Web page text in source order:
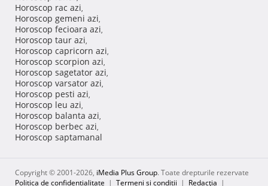
Horoscop rac azi,
Horoscop gemeni azi,
Horoscop fecioara azi,
Horoscop taur azi,
Horoscop capricorn azi,
Horoscop scorpion azi,
Horoscop sagetator azi,
Horoscop varsator azi,
Horoscop pesti azi,
Horoscop leu azi,
Horoscop balanta azi,
Horoscop berbec azi,
Horoscop saptamanal
Copyright © 2001-2026, iMedia Plus Group. Toate drepturile rezervate
Politica de confidențialitate | Termeni si conditii | Redacţia |